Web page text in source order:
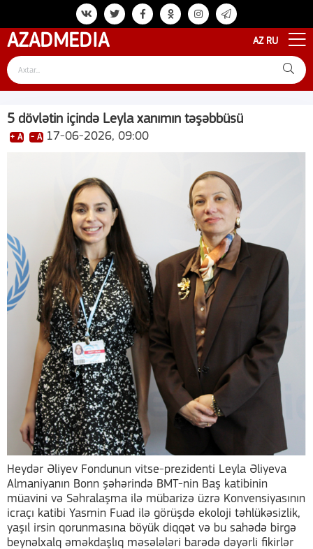
AZADMEDIA AZ RU
5 dövlətin içində Leyla xanımın təşəbbüsü
+ A - A 17-06-2026, 09:00
Heydər Əliyev Fondunun vitse-prezidenti Leyla Əliyeva
Almaniyanın Bonn şəhərində BMT-nin Baş katibinin
müavini və Səhralaşma ilə mübarizə üzrə Konvensiyasının
icraçı katibi Yasmin Fuad ilə görüşdə ekoloji təhlükəsizlik,
yaşıl irsin qorunmasına böyük diqqət və bu sahədə birgə
beynəlxalq əməkdaşlıq məsələləri barədə dəyərli fikirlər